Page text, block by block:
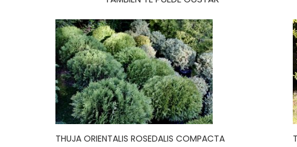
THUJA ORIENTALIS ROSEDALIS COMPACTA